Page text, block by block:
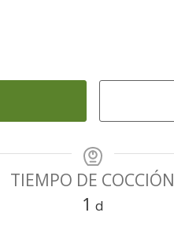
TIEMPO DE COCCIÓN
1 day
d